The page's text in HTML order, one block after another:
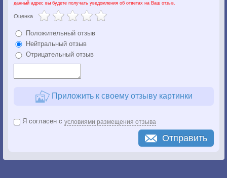
данный адрес вы будете получать уведомления об ответах на Ваш отзыв.
Оценка
Положительный отзыв
Нейтральный отзыв
Отрицательный отзыв
Приложить к своему отзыву картинки
Я согласен с условиями размещения отзыва
Отправить